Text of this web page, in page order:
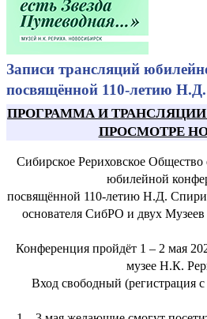
Записи трансляций
посвящённой 110-летию
ПРОГРАММА И
ПРОСМОТРЕ
Сибирское Рериховское Общество
юбилейной
посвящённой 110-летию Н.Д.
основателя СибРО и двух
Конференция пройдёт 1 – 2 мая
музее Н.К.
Вход свободный (регистрация